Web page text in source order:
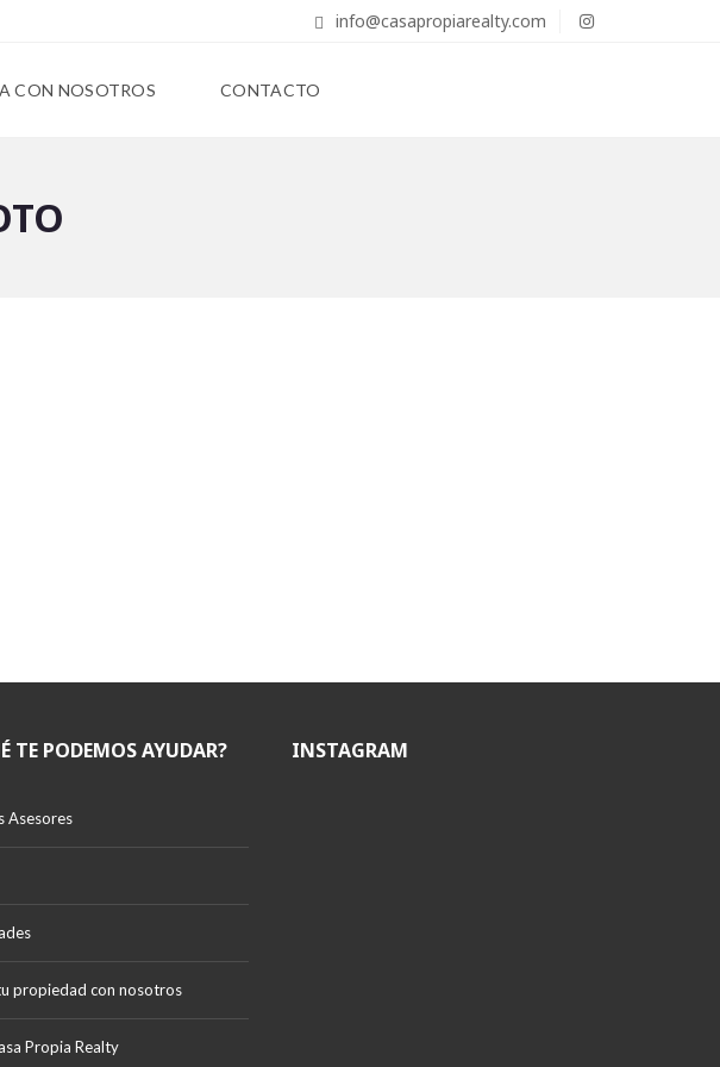
info@casapropiarealty.com
CON NOSOTROS CONTACTO
TE PODEMOS AYUDAR?
Asesores
propiedad con nosotros
Propia Realty
INSTAGRAM